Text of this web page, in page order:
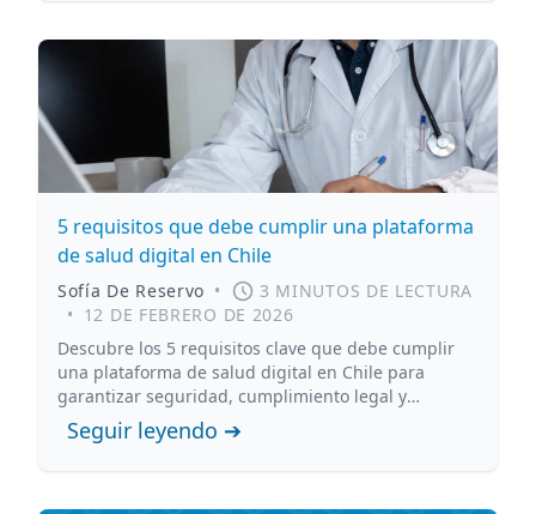
5 requisitos que debe cumplir una plataforma
de salud digital en Chile
Sofía De Reservo •
3 MINUTOS DE LECTURA
• 12 DE FEBRERO DE 2026
Descubre los 5 requisitos clave que debe cumplir
una plataforma de salud digital en Chile para
garantizar seguridad, cumplimiento legal y
protección de datos clínicos.
Seguir leyendo ➔